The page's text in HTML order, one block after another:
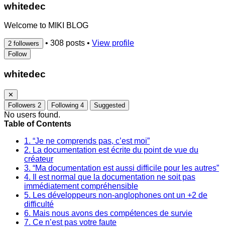
whitedec
Welcome to MIKI BLOG
2 followers • 308 posts • View profile
Follow
whitedec
✕
Followers 2 Following 4 Suggested
No users found.
Table of Contents
1. “Je ne comprends pas, c’est moi”
2. La documentation est écrite du point de vue du
créateur
3. “Ma documentation est aussi difficile pour les autres”
4. Il est normal que la documentation ne soit pas
immédiatement compréhensible
5. Les développeurs non‑anglophones ont un +2 de
difficulté
6. Mais nous avons des compétences de survie
7. Ce n’est pas votre faute